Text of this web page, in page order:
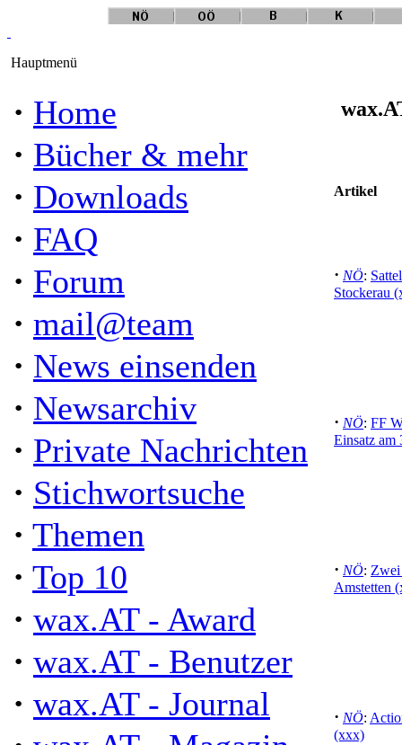
Hauptmenü
· Home
· Bücher & mehr
· Downloads
· FAQ
· Forum
· mail@team
· News einsenden
· Newsarchiv
· Private Nachrichten
· Stichwortsuche
· Themen
· Top 10
· wax.AT - Award
· wax.AT - Benutzer
· wax.AT - Journal
Artikel
· NÖ:
Stockerau
· NÖ: FF
Einsatz am
· NÖ: Zwei
Amstetten
· NÖ:
(xxx)